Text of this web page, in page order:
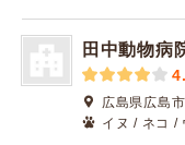
田中動物病
広島県広島
イヌ / ネコ /